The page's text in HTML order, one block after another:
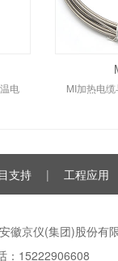
电 MI加热电
支持 | 工程应用
徽京仪(集团)股份有
：15222906608